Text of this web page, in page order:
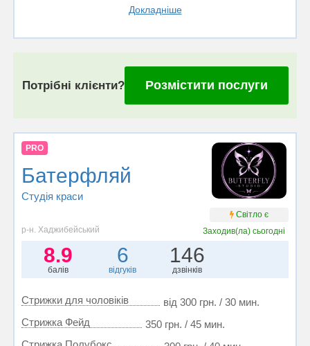
Докладніше
Потрібні клієнти? Розмістити послуги
PRO
Батерфляй
Студія краси
Світло є
р-н. Хаджибейський
Заходив(ла)сьогодні
8.9
балів
6
відгуків
146
дзвінків
Стрижки для чоловіків
від 300 грн. / 30 мин.
Стрижка Фейд
350 грн. / 45 мин.